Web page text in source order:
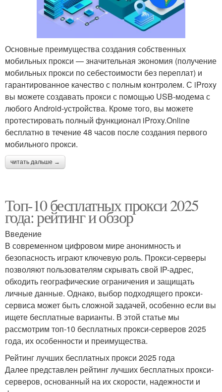
Основные преимущества создания собственных
мобильных прокси — значительная экономия (получение
мобильных прокси по себестоимости без переплат) и
гарантированное качество с полным контролем. С iProxy
вы можете создавать прокси с помощью USB-модема с
любого Android-устройства. Кроме того, вы можете
протестировать полный функционал iProxy.Online
бесплатно в течение 48 часов после создания первого
мобильного прокси.
читать дальше →
Топ-10 бесплатных прокси 2025
года: рейтинг и обзор
Введение
В современном цифровом мире анонимность и
безопасность играют ключевую роль. Прокси-серверы
позволяют пользователям скрывать свой IP-адрес,
обходить географические ограничения и защищать
личные данные. Однако, выбор подходящего прокси-
сервиса может быть сложной задачей, особенно если вы
ищете бесплатные варианты. В этой статье мы
рассмотрим топ-10 бесплатных прокси-серверов 2025
года, их особенности и преимущества.
Рейтинг лучших бесплатных прокси 2025 года
Далее представлен рейтинг лучших бесплатных прокси-
серверов, основанный на их скорости, надежности и